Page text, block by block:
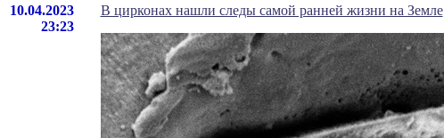
10.04.2023
23:23
В цирконах нашли следы самой ранней жизни на Земле